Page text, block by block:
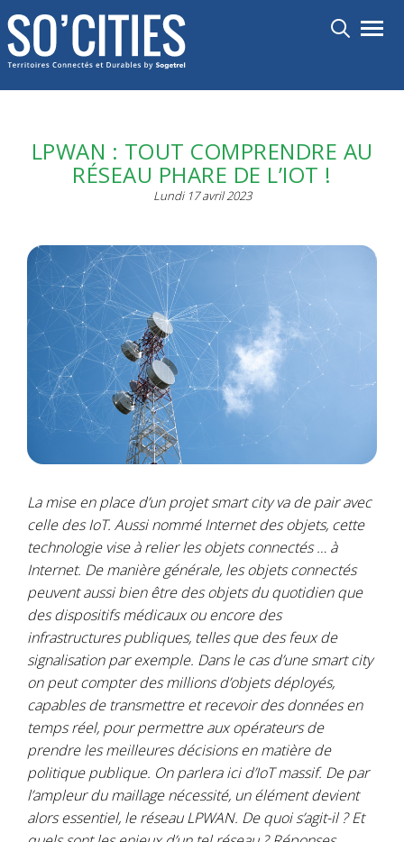
Aller
au
contenu
LPWAN : TOUT COMPRENDRE AU
RÉSEAU PHARE DE L’IOT !
Lundi 17 avril 2023
La mise en place d’un projet smart city va de pair avec
celle des IoT. Aussi nommé Internet des objets, cette
technologie vise à relier les objets connectés … à
Internet. De manière générale, les objets connectés
peuvent aussi bien être des objets du quotidien que
des dispositifs médicaux ou encore des
infrastructures publiques, telles que des feux de
signalisation par exemple. Dans le cas d’une smart city
on peut compter des millions d’objets déployés,
capables de transmettre et recevoir des données en
temps réel, pour permettre aux opérateurs de
prendre les meilleures décisions en matière de
politique publique. On parlera ici d’IoT massif. De par
l’ampleur du maillage nécessité, un élément devient
alors essentiel, le réseau LPWAN. De quoi s’agit-il ? Et